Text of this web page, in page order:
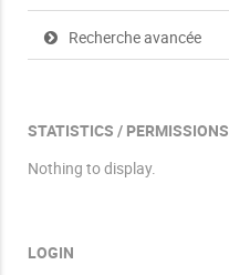
Recherche avancée
STATISTICS / PERMISSIONS
Nothing to display.
LOGIN